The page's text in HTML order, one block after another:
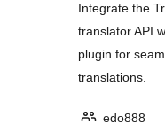
Integrate the
translator API
plugin for
translations.
edo888